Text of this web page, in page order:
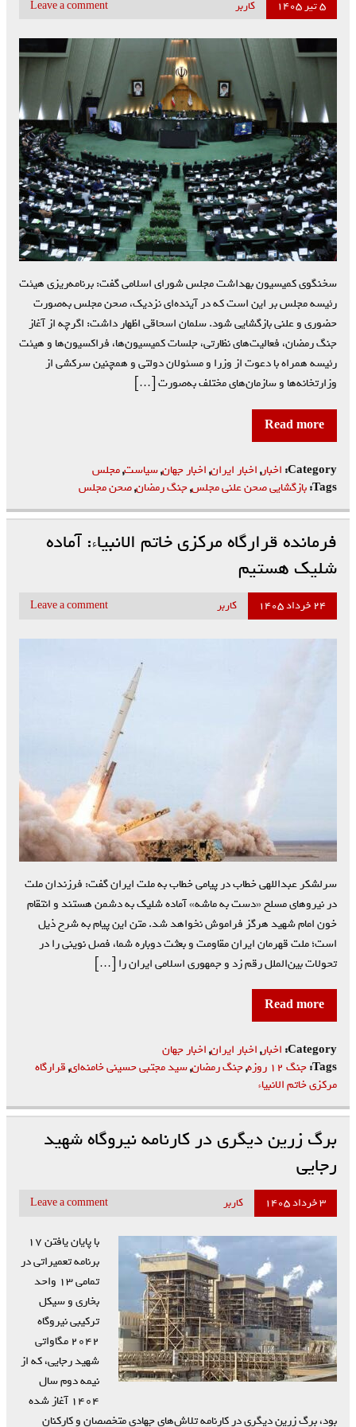
۵ تیر ۱۴۰۵ کاربر Leave a comment
سخنگوی کمیسیون بهداشت مجلس شورای اسلامی گفت: برنامه‌ریزی هیئت
رئیسه مجلس بر این است که در آینده‌ای نزدیک، صحن مجلس به‌صورت
حضوری و علنی بازگشایی شود. سلمان اسحاقی اظهار داشت: اگرچه از آغاز
جنگ رمضان، فعالیت‌های نظارتی، جلسات کمیسیون‌ها، فراکسیون‌ها و هیئت
رئیسه همراه با دعوت از وزرا و مسئولان دولتی و همچنین سرکشی از
وزارتخانه‌ها و سازمان‌های مختلف به‌صورت […]
Read more
Category: اخبار,اخبار ایران,اخبار جهان,سیاست,مجلس
Tags: بازگشایی صحن علنی مجلس,جنگ رمضان,صحن مجلس
فرمانده قرارگاه مرکزی خاتم الانبیاء: آماده
شلیک هستیم
۲۴ خرداد ۱۴۰۵ کاربر Leave a comment
سرلشکر عبداللهی خطاب در پیامی خطاب به ملت ایران گفت: فرزندان ملت
در نیروهای مسلح «دست به ماشه» آماده شلیک به دشمن هستند و انتقام
خون امام شهید هرگز فراموش نخواهد شد. متن این پیام به شرح ذیل
است؛ ملت قهرمان ایران مقاومت و بعثت دوباره شما، فصل نوینی را در
تحولات بین‌الملل رقم زد و جمهوری اسلامی ایران را […]
Read more
Category: اخبار,اخبار ایران,اخبار جهان
Tags: جنگ ۱۲ روزه ,جنگ رمضان,‌سید مجتبی حسینی خامنه‌ای,قرارگاه
مرکزی خاتم الانبیاء
برگ زرین دیگری در کارنامه نیروگاه شهید
رجایی
۳ خرداد ۱۴۰۵ کاربر Leave a comment
با پایان یافتن ۱۷
برنامه تعمیراتی در
تمامی ۱۳ واحد
بخاری و سیکل
ترکیبی نیروگاه
۲۰۴۲ مگاواتی
شهید رجایی، که از
نیمه دوم سال
۱۴۰۴ آغاز شده
بود، برگ زرین دیگری در کارنامه تلاش‌های جهادی متخصصان و کارکنان